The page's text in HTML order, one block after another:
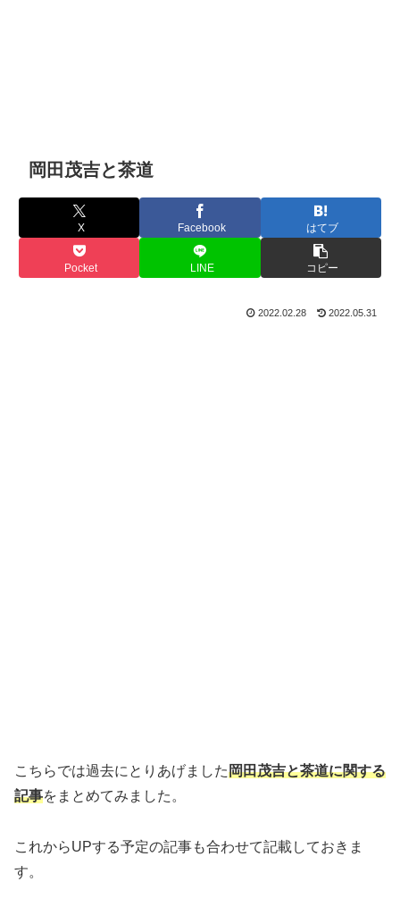
岡田茂吉と茶道
X Facebook はてブ
Pocket LINE コピー
2022.02.28 2022.05.31
こちらでは過去にとりあげました岡田茂吉と茶道に関する
記事をまとめてみました。
これからUPする予定の記事も合わせて記載しておきま
す。